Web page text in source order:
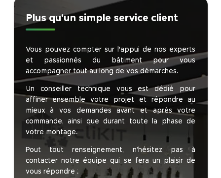
Plus qu'un simple service client
Vous pouvez compter sur l'appui de nos experts
et passionnés du bâtiment pour vous
accompagner tout au long de vos démarches.
Un conseiller technique vous est dédié pour
affiner ensemble votre projet et répondre au
mieux à vos demandes avant et après votre
commande, ainsi que durant toute la phase de
votre montage.
Pout tout renseignement, n’hésitez pas à
contacter notre équipe qui se fera un plaisir de
vous répondre :